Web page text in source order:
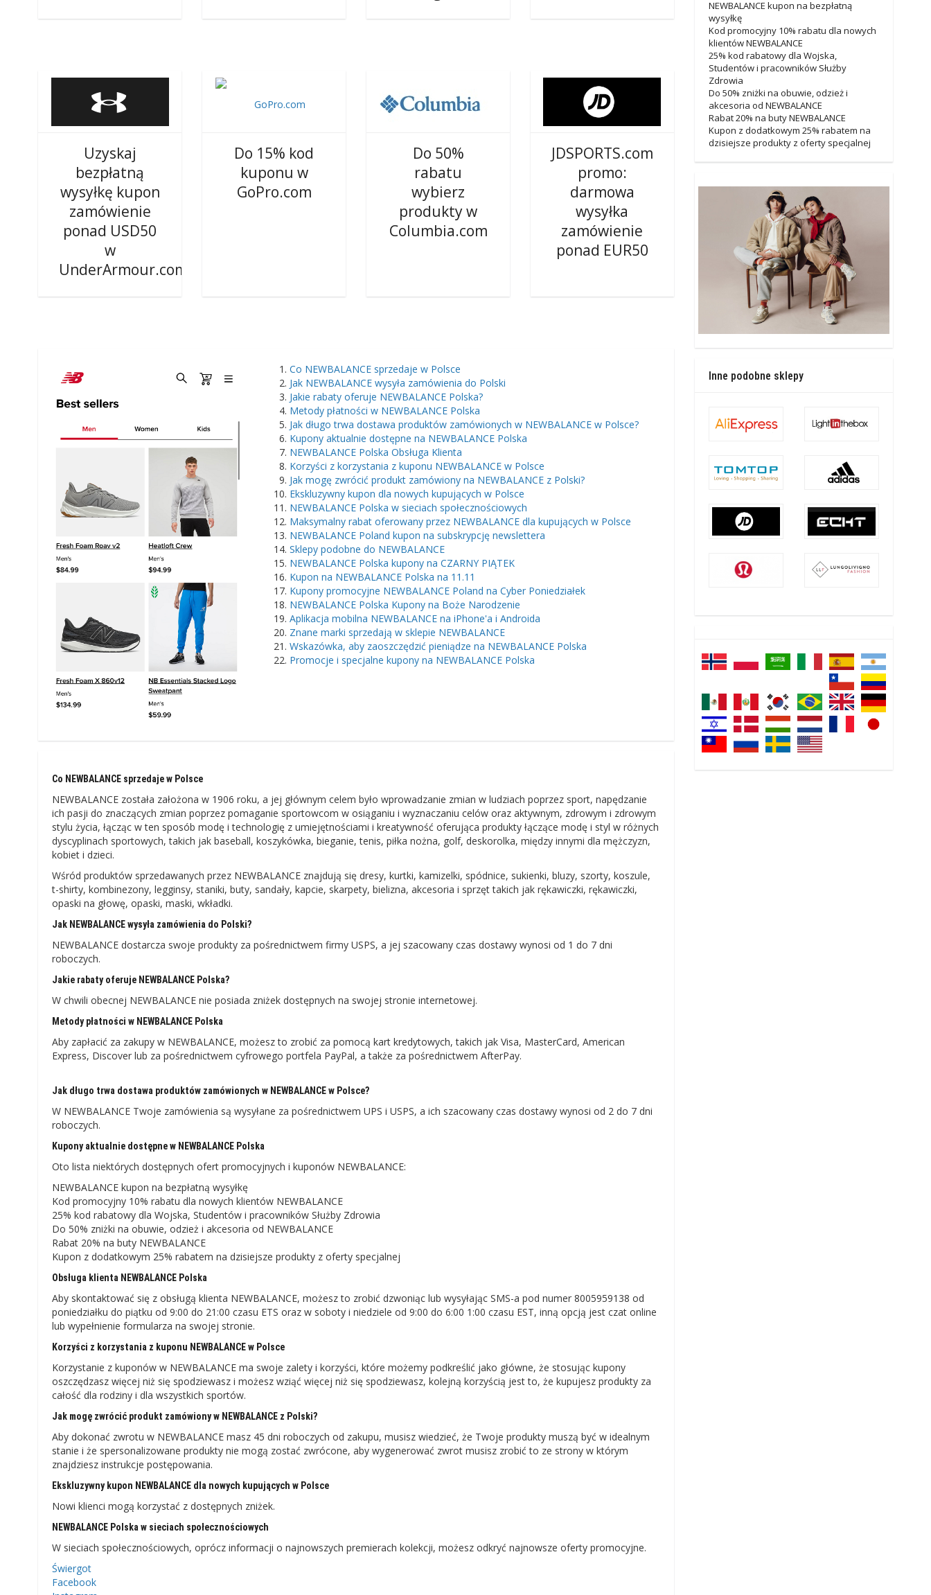
Uzyskaj
bezpłatną
wysyłkę kupon
zamówienie
ponad USD50
w
UnderArmour.com
Do 15% kod
kuponu w
GoPro.com
Do 50%
rabatu
wybierz
produkty w
Columbia.com
JDSPORTS.com
promo:
darmowa
wysyłka
zamówienie
ponad EUR50
​Co NEWBALANCE sprzedaje w Polsce
Jak NEWBALANCE wysyła zamówienia do Polski
Jakie rabaty oferuje NEWBALANCE Polska?
Metody płatności w NEWBALANCE Polska
Jak długo trwa dostawa produktów zamówionych w NEWBALANCE w Polsce?
Kupony aktualnie dostępne na NEWBALANCE Polska
NEWBALANCE Polska Obsługa Klienta
Korzyści z korzystania z kuponu NEWBALANCE w Polsce
Jak mogę zwrócić produkt zamówiony na NEWBALANCE z Polski?
Ekskluzywny kupon dla nowych kupujących w Polsce
NEWBALANCE Polska w sieciach społecznościowych
Maksymalny rabat oferowany przez NEWBALANCE dla kupujących w Polsce
NEWBALANCE Poland kupon na subskrypcję newslettera
Sklepy podobne do NEWBALANCE
NEWBALANCE Polska kupony na CZARNY PIĄTEK
Kupon na NEWBALANCE Polska na 11.11
Kupony promocyjne NEWBALANCE Poland na Cyber ​​Poniedziałek
NEWBALANCE Polska Kupony na Boże Narodzenie
Aplikacja mobilna NEWBALANCE na iPhone'a i Androida
Znane marki sprzedają w sklepie NEWBALANCE
Wskazówka, aby zaoszczędzić pieniądze na NEWBALANCE Polska
Promocje i specjalne kupony na NEWBALANCE Polska
Co NEWBALANCE sprzedaje w Polsce
NEWBALANCE została założona w 1906 roku, a jej głównym celem było wprowadzanie zmian w ludziach poprzez sport, napędzanie
ich pasji do znaczących zmian poprzez pomaganie sportowcom w osiąganiu i wyznaczaniu celów oraz aktywnym, zdrowym i zdrowym
stylu życia, łącząc w ten sposób modę i technologię z umiejętnościami i kreatywność oferująca produkty łączące modę i styl w różnych
dyscyplinach sportowych, takich jak baseball, koszykówka, bieganie, tenis, piłka nożna, golf, deskorolka, między innymi dla mężczyzn,
kobiet i dzieci.
Wśród produktów sprzedawanych przez NEWBALANCE znajdują się dresy, kurtki, kamizelki, spódnice, sukienki, bluzy, szorty, koszule,
t-shirty, kombinezony, legginsy, staniki, buty, sandały, kapcie, skarpety, bielizna, akcesoria i sprzęt takich jak rękawiczki, rękawiczki,
opaski na głowę, opaski, maski, wkładki.
Jak NEWBALANCE wysyła zamówienia do Polski?
NEWBALANCE dostarcza swoje produkty za pośrednictwem firmy USPS, a jej szacowany czas dostawy wynosi od 1 do 7 dni
roboczych.
Jakie rabaty oferuje NEWBALANCE Polska?
W chwili obecnej NEWBALANCE nie posiada zniżek dostępnych na swojej stronie internetowej.
Metody płatności w NEWBALANCE Polska
Aby zapłacić za zakupy w NEWBALANCE, możesz to zrobić za pomocą kart kredytowych, takich jak Visa, MasterCard, American
Express, Discover lub za pośrednictwem cyfrowego portfela PayPal, a także za pośrednictwem AfterPay.
Jak długo trwa dostawa produktów zamówionych w NEWBALANCE w Polsce?
W NEWBALANCE Twoje zamówienia są wysyłane za pośrednictwem UPS i USPS, a ich szacowany czas dostawy wynosi od 2 do 7 dni
roboczych.
Kupony aktualnie dostępne w NEWBALANCE Polska
Oto lista niektórych dostępnych ofert promocyjnych i kuponów NEWBALANCE:
NEWBALANCE kupon na bezpłatną wysyłkę
Kod promocyjny 10% rabatu dla nowych klientów NEWBALANCE
25% kod rabatowy dla Wojska, Studentów i pracowników Służby Zdrowia
Do 50% zniżki na obuwie, odzież i akcesoria od NEWBALANCE
Rabat 20% na buty NEWBALANCE
Kupon z dodatkowym 25% rabatem na dzisiejsze produkty z oferty specjalnej
Obsługa klienta NEWBALANCE Polska
Aby skontaktować się z obsługą klienta NEWBALANCE, możesz to zrobić dzwoniąc lub wysyłając SMS-a pod numer 8005959138 od
poniedziałku do piątku od 9:00 do 21:00 czasu ETS oraz w soboty i niedziele od 9:00 do 6:00 1:00 czasu EST, inną opcją jest czat online
lub wypełnienie formularza na swojej stronie.
Korzyści z korzystania z kuponu NEWBALANCE w Polsce
Korzystanie z kuponów w NEWBALANCE ma swoje zalety i korzyści, które możemy podkreślić jako główne, że stosując kupony
oszczędzasz więcej niż się spodziewasz i możesz wziąć więcej niż się spodziewasz, kolejną korzyścią jest to, że kupujesz produkty za
całość dla rodziny i dla wszystkich sportów.
Jak mogę zwrócić produkt zamówiony w NEWBALANCE z Polski?
Aby dokonać zwrotu w NEWBALANCE masz 45 dni roboczych od zakupu, musisz wiedzieć, że Twoje produkty muszą być w idealnym
stanie i że spersonalizowane produkty nie mogą zostać zwrócone, aby wygenerować zwrot musisz zrobić to ze strony w którym
znajdziesz instrukcje postępowania.
Ekskluzywny kupon NEWBALANCE dla nowych kupujących w Polsce
Nowi klienci mogą korzystać z dostępnych zniżek.
NEWBALANCE Polska w sieciach społecznościowych
W sieciach społecznościowych, oprócz informacji o najnowszych premierach kolekcji, możesz odkryć najnowsze oferty promocyjne.
Świergot
Facebook
NEWBALANCE kupon na bezpłatną
wysyłkę
Kod promocyjny 10% rabatu dla nowych
klientów NEWBALANCE
25% kod rabatowy dla Wojska,
Studentów i pracowników Służby
Zdrowia
Do 50% zniżki na obuwie, odzież i
akcesoria od NEWBALANCE
Rabat 20% na buty NEWBALANCE
Kupon z dodatkowym 25% rabatem na
dzisiejsze produkty z oferty specjalnej
Inne podobne sklepy